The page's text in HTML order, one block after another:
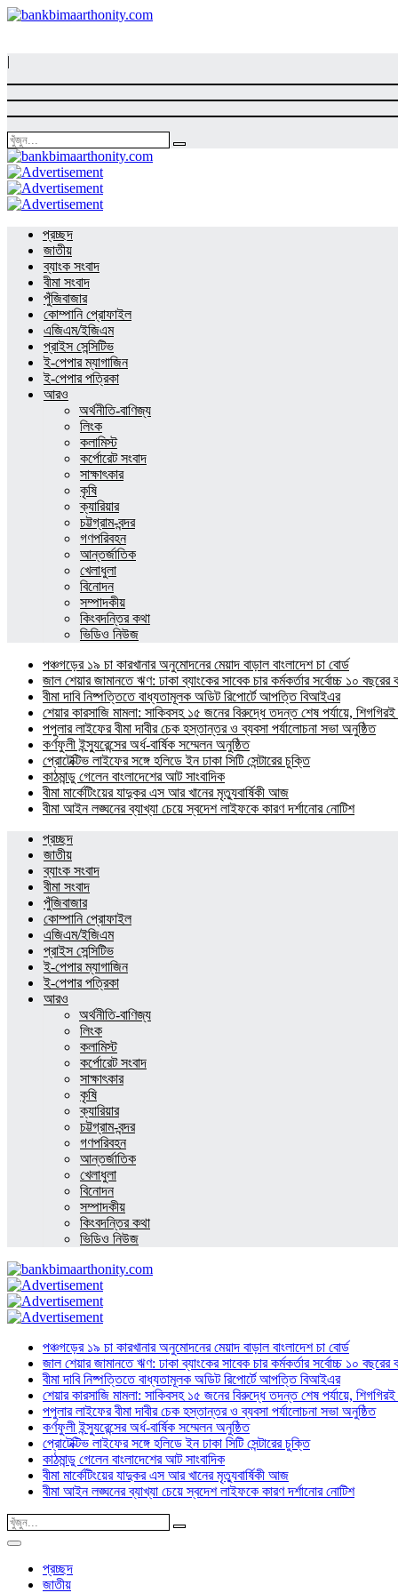
|
প্রচ্ছদ
জাতীয়
ব্যাংক সংবাদ
বীমা সংবাদ
পুঁজিবাজার
কোম্পানি প্রোফাইল
এজিএম/ইজিএম
প্রাইস সেন্সিটিভ
ই-পেপার ম্যাগাজিন
ই-পেপার পত্রিকা
আরও
অর্থনীতি-বাণিজ্য
লিংক
কলামিস্ট
কর্পোরেট সংবাদ
সাক্ষাৎকার
কৃষি
ক্যারিয়ার
চট্টগ্রাম-বন্দর
গণপরিবহন
আন্তর্জাতিক
খেলাধুলা
বিনোদন
সম্পাদকীয়
কিংবদন্তির কথা
ভিডিও নিউজ
পঞ্চগড়ের ১৯ চা কারখানার অনুমোদনের মেয়াদ বাড়াল বাংলাদেশ চা বোর্ড
জাল শেয়ার জামানতে ঋণ: ঢাকা ব্যাংকের সাবেক চার কর্মকর্তার সর্বোচ্চ ১০ বছরের
বীমা দাবি নিষ্পত্তিতে বাধ্যতামূলক অডিট রিপোর্টে আপত্তি বিআইএর
শেয়ার কারসাজি মামলা: সাকিবসহ ১৫ জনের বিরুদ্ধে তদন্ত শেষ পর্যায়ে, শিগগিরই
পপুলার লাইফের বীমা দাবীর চেক হস্তান্তর ও ব্যবসা পর্যালোচনা সভা অনুষ্ঠিত
কর্ণফুলী ইন্স্যুরেন্সের অর্ধ-বার্ষিক সম্মেলন অনুষ্ঠিত
প্রোটেক্টিভ লাইফের সঙ্গে হলিডে ইন ঢাকা সিটি সেন্টারের চুক্তি
কাঠমান্ডু গেলেন বাংলাদেশের আট সাংবাদিক
বীমা মার্কেটিংয়ের যাদুকর এস আর খানের মৃত্যুবার্ষিকী আজ
বীমা আইন লঙ্ঘনের ব্যাখ্যা চেয়ে স্বদেশ লাইফকে কারণ দর্শানোর নোটিশ
প্রচ্ছদ
জাতীয়
ব্যাংক সংবাদ
বীমা সংবাদ
পুঁজিবাজার
কোম্পানি প্রোফাইল
এজিএম/ইজিএম
প্রাইস সেন্সিটিভ
ই-পেপার ম্যাগাজিন
ই-পেপার পত্রিকা
আরও
অর্থনীতি-বাণিজ্য
লিংক
কলামিস্ট
কর্পোরেট সংবাদ
সাক্ষাৎকার
কৃষি
ক্যারিয়ার
চট্টগ্রাম-বন্দর
গণপরিবহন
আন্তর্জাতিক
খেলাধুলা
বিনোদন
সম্পাদকীয়
কিংবদন্তির কথা
ভিডিও নিউজ
পঞ্চগড়ের ১৯ চা কারখানার অনুমোদনের মেয়াদ বাড়াল বাংলাদেশ চা বোর্ড
জাল শেয়ার জামানতে ঋণ: ঢাকা ব্যাংকের সাবেক চার কর্মকর্তার সর্বোচ্চ ১০ বছরের
বীমা দাবি নিষ্পত্তিতে বাধ্যতামূলক অডিট রিপোর্টে আপত্তি বিআইএর
শেয়ার কারসাজি মামলা: সাকিবসহ ১৫ জনের বিরুদ্ধে তদন্ত শেষ পর্যায়ে, শিগগিরই
পপুলার লাইফের বীমা দাবীর চেক হস্তান্তর ও ব্যবসা পর্যালোচনা সভা অনুষ্ঠিত
কর্ণফুলী ইন্স্যুরেন্সের অর্ধ-বার্ষিক সম্মেলন অনুষ্ঠিত
প্রোটেক্টিভ লাইফের সঙ্গে হলিডে ইন ঢাকা সিটি সেন্টারের চুক্তি
কাঠমান্ডু গেলেন বাংলাদেশের আট সাংবাদিক
বীমা মার্কেটিংয়ের যাদুকর এস আর খানের মৃত্যুবার্ষিকী আজ
বীমা আইন লঙ্ঘনের ব্যাখ্যা চেয়ে স্বদেশ লাইফকে কারণ দর্শানোর নোটিশ
প্রচ্ছদ
জাতীয়